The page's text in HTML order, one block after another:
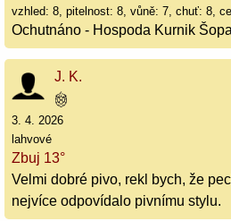
vzhled: 8, pitelnost: 8, vůně: 7, chuť: 8,
Ochutnáno - Hospoda Kurnik
J. K.
3. 4. 2026
lahvové
Zbuj 13°
Velmi dobré pivo, rekl bych, že
nejvíce odpovídalo pivnímu stylu.